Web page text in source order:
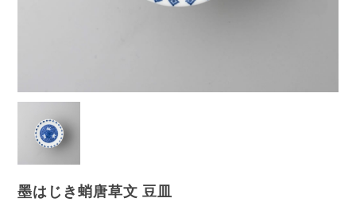
墨はじき蛸唐草文 豆皿